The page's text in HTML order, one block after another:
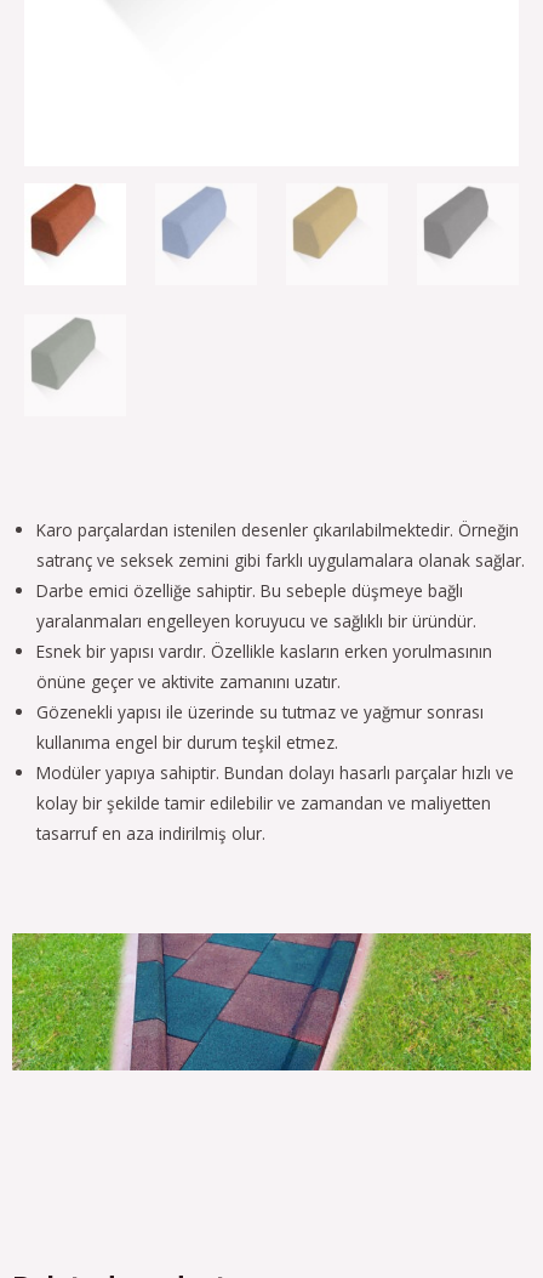
Karo parçalardan istenilen desenler çıkarılabilmektedir. Örneğin
satranç ve seksek zemini gibi farklı uygulamalara olanak sağlar.
Darbe emici özelliğe sahiptir. Bu sebeple düşmeye bağlı
yaralanmaları engelleyen koruyucu ve sağlıklı bir üründür.
Esnek bir yapısı vardır. Özellikle kasların erken yorulmasının
önüne geçer ve aktivite zamanını uzatır.
Gözenekli yapısı ile üzerinde su tutmaz ve yağmur sonrası
kullanıma engel bir durum teşkil etmez.
Modüler yapıya sahiptir. Bundan dolayı hasarlı parçalar hızlı ve
kolay bir şekilde tamir edilebilir ve zamandan ve maliyetten
tasarruf en aza indirilmiş olur.